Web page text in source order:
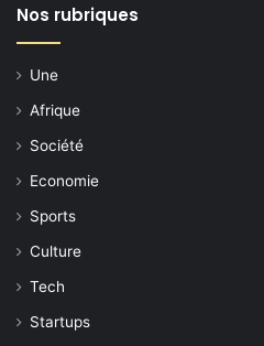
Nos rubriques
Une
Afrique
Société
Economie
Sports
Culture
Tech
Startups